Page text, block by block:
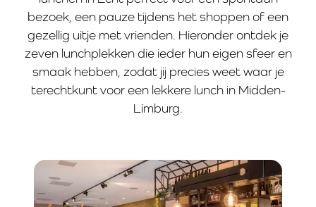
bezoek, een pauze tijdens het shoppen of een
gezellig uitje met vrienden. Hieronder ontdek je
zeven lunchplekken die ieder hun eigen sfeer en
smaak hebben, zodat jij precies weet waar je
terechtkunt voor een lekkere lunch in Midden-
Limburg.